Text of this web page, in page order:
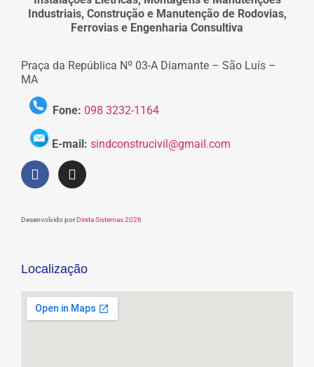
Industriais, Construção e Manutenção de Rodovias,
Ferrovias e Engenharia Consultiva
Praça da República Nº 03-A Diamante – São Luís –
MA
Fone: 098 3232-1164
E-mail: sindconstrucivil@gmail.com
Desenvolvido porDireta Sistemas 2026
Localização